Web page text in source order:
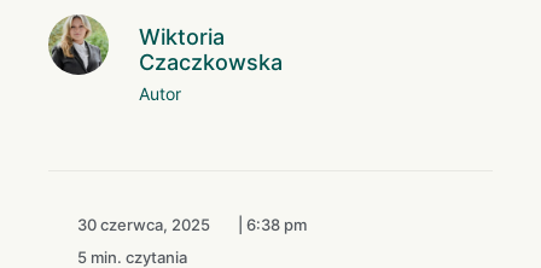
Wiktoria
Czaczkowska
Autor
30 czerwca, 2025
6:38 pm
5 min. czytania